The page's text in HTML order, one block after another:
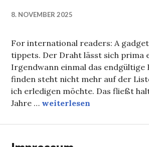
8. NOVEMBER 2025
For international readers: A
tippets. Der Draht lässt sich prima
Irgendwann einmal das endgültige
finden steht nicht mehr auf der
ich erledigen möchte. Das fließt
Jahre … IK Pike Wire Loop Tool…
weiterlesen